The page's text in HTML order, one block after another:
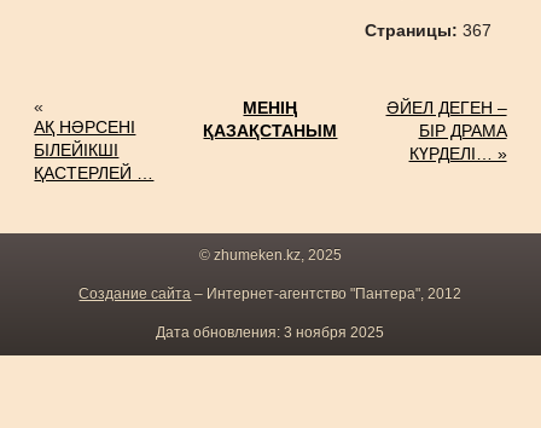
Страницы:367
«
АҚ НӘРСЕНІ
БІЛЕЙІКШІ
ҚАСТЕРЛЕЙ …
МЕНІҢ
ҚАЗАҚСТАНЫМ
ӘЙЕЛ ДЕГЕН –
БІР ДРАМА
КҮРДЕЛІ… »
© zhumeken.kz, 2025
Создание сайта – Интернет-агентство "Пантера", 2012
Дата обновления: 3 ноября 2025